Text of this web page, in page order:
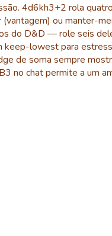
4d6kh3+2 rola
ou manter-
do D&D — role seis
lowest para
de soma sempre
no chat permite a um